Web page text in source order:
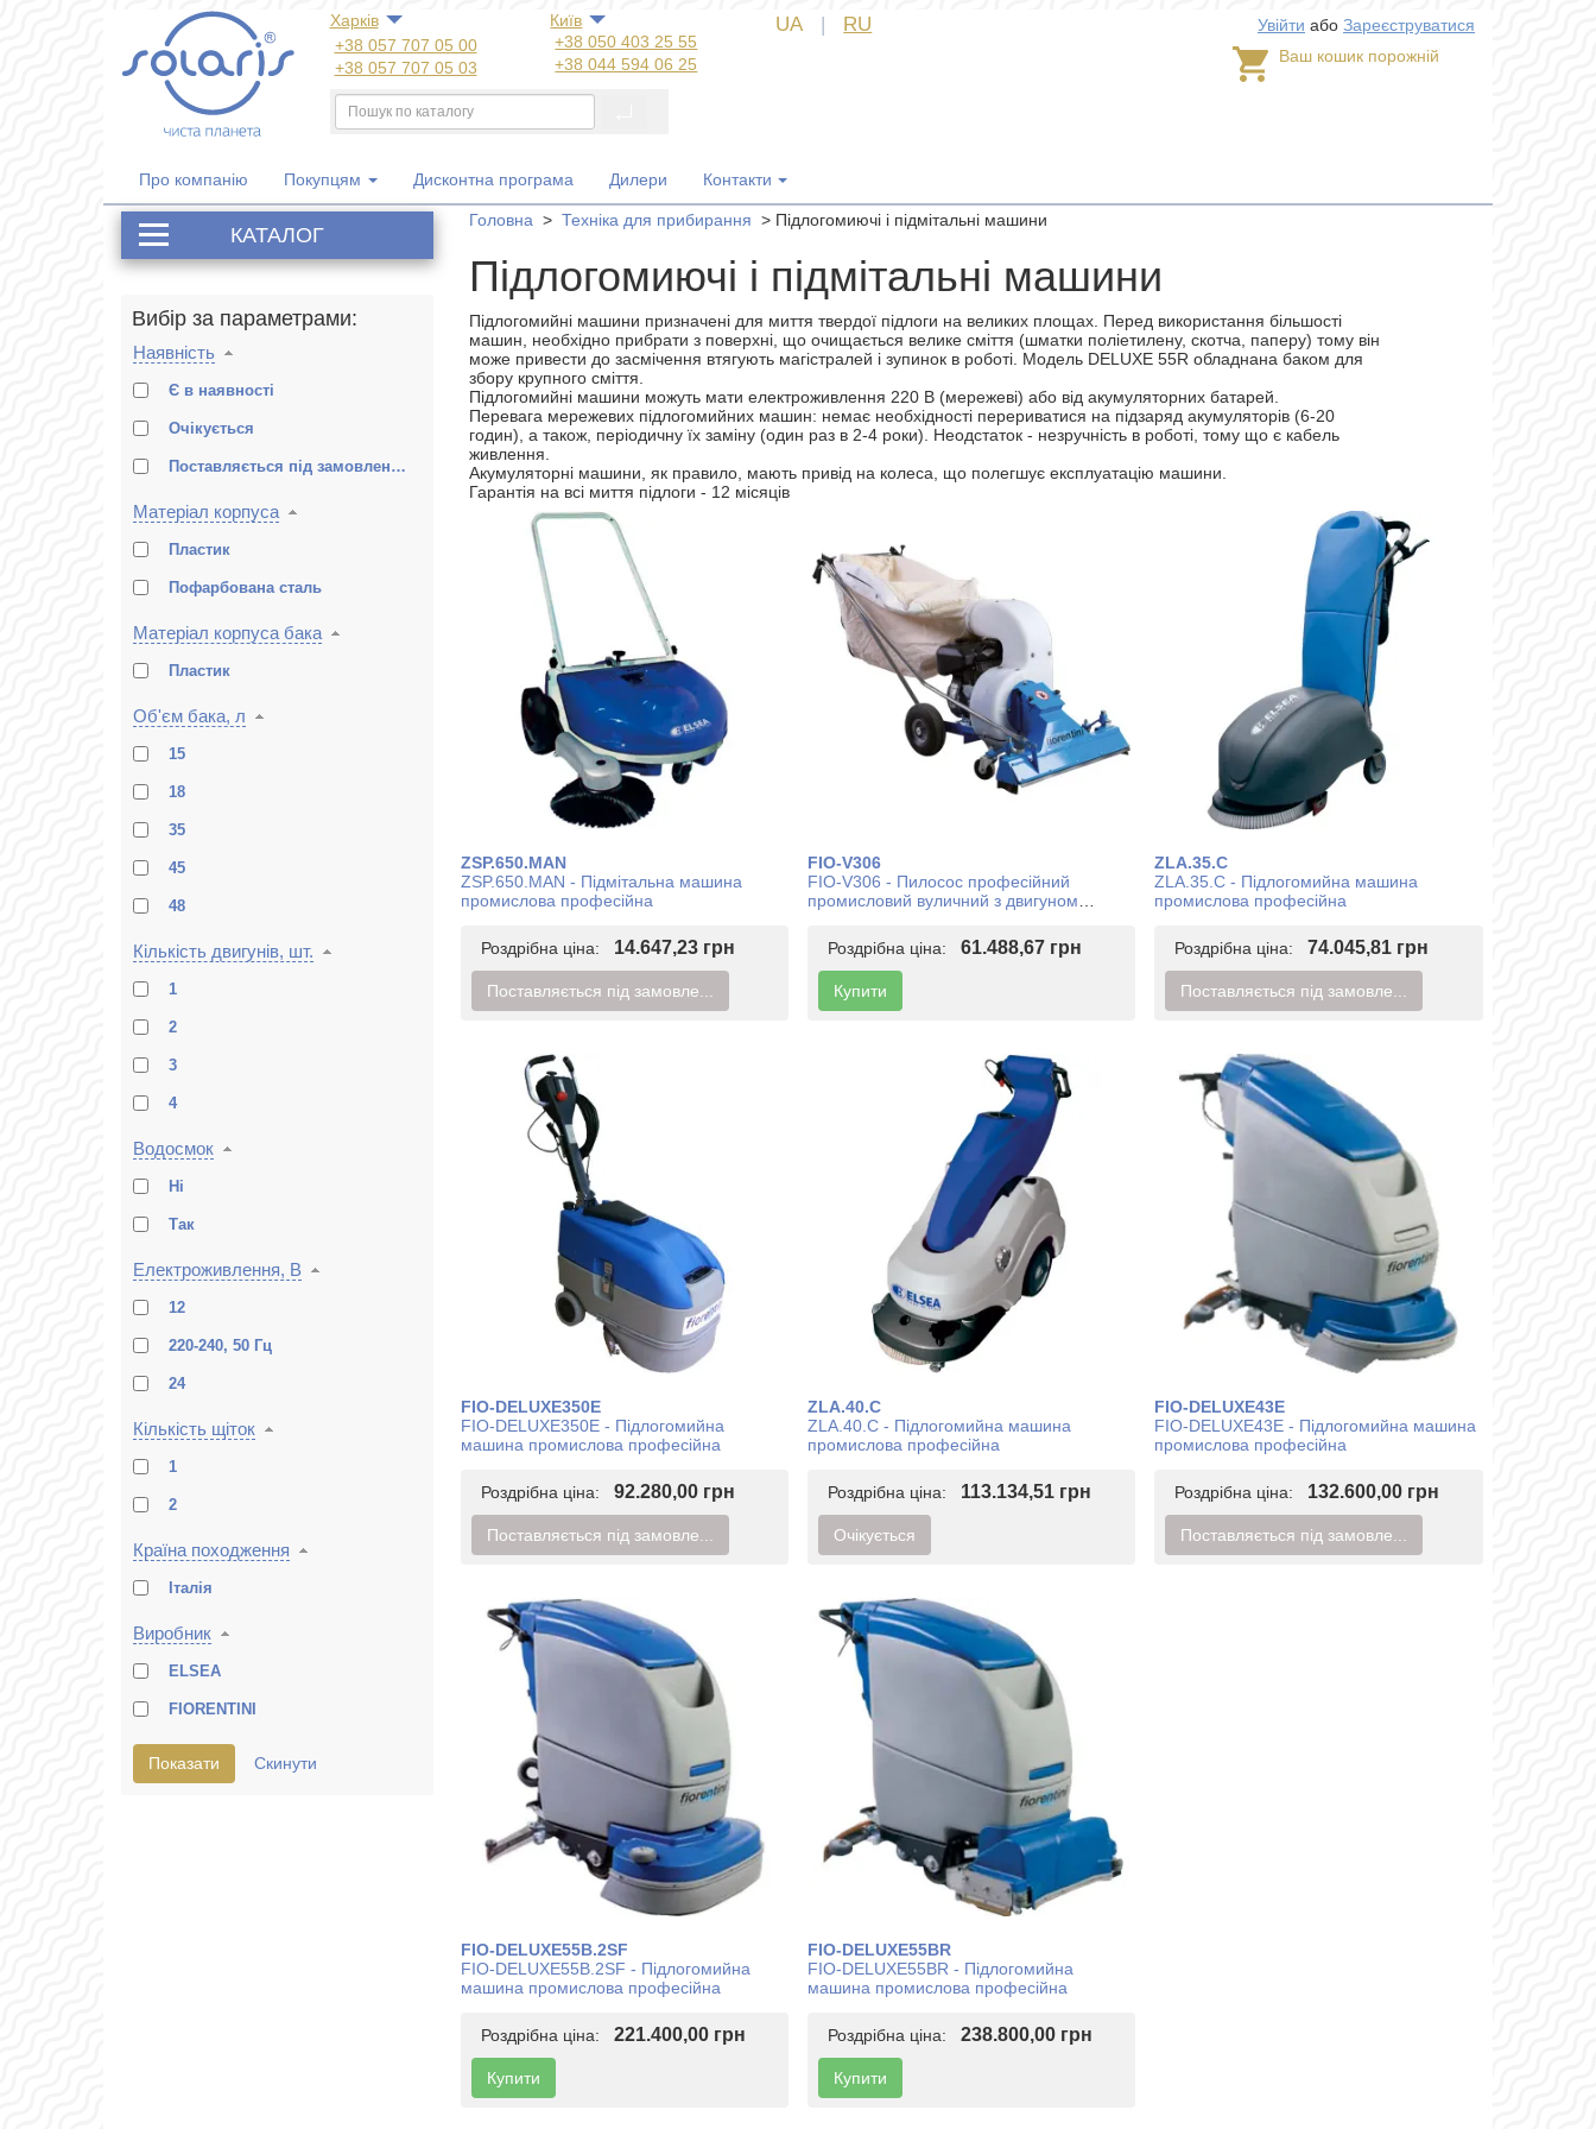
Увійти або Зареєструватися
Харкiв
+38 057 707 05 00
+38 057 707 05 03
+38 050 300 06 77
+38 067 533 81 21
+38 063 707 05 00
Київ
+38 050 403 25 55
+38 044 594 06 25
+38 067 554 50 60
UA | RU
Ваш кошик порожній
Про компанію Покупцям Дисконтна програма Дилери Контакти
Головна > Техніка для прибирання > Підлогомиючі і підмітальні машини
КАТАЛОГ
Вибір за параметрами:
Наявність
Є в наявності
Очікується
Поставляється під замовлення (2-3 міс.)
Матеріал корпуса
Пластик
Пофарбована сталь
Матеріал корпуса бака
Пластик
Об'єм бака, л
15
18
35
45
48
Кількість двигунів, шт.
1
2
3
4
Водосмок
Ні
Так
Електроживлення, В
12
220-240, 50 Гц
24
Кількість щіток
1
2
Країна походження
Італія
Виробник
ELSEA
FIORENTINI
Підлогомиючі і підмітальні машини
Підлогомийні машини призначені для миття твердої підлоги на великих площах. Перед використання більшості
машин, необхідно прибрати з поверхні, що очищається велике сміття (шматки поліетилену, скотча, паперу) тому він
може привести до засмічення втягують магістралей і зупинок в роботі. Модель DELUXE 55R обладнана баком для
збору крупного сміття.
Підлогомийні машини можуть мати електроживлення 220 В (мережеві) або від акумуляторних батарей.
Перевага мережевих підлогомийних машин: немає необхідності перериватися на підзаряд акумуляторів (6-20
годин), а також, періодичну їх заміну (один раз в 2-4 роки). Неодстаток - незручність в роботі, тому що є кабель
живлення.
Акумуляторні машини, як правило, мають привід на колеса, що полегшує експлуатацію машини.
Гарантія на всі миття підлоги - 12 місяців
ZSP.650.MAN
ZSP.650.MAN - Підмітальна машина
промислова професійна
Роздрібна ціна: 14.647,23 грн
Поставляється під замовле...
FIO-V306
FIO-V306 - Пилосос професійний
промисловий вуличний з двигуном
Роздрібна ціна: 61.488,67 грн
Купити
ZLA.35.C
ZLA.35.C - Підлогомийна машина
промислова професійна
Роздрібна ціна:74.045,81 грн
Поставляється під замовле...
FIO-DELUXE350E
FIO-DELUXE350E - Підлогомийна
машина промислова професійна
Роздрібна ціна: 92.280,00 грн
Поставляється під замовле...
ZLA.40.C
ZLA.40.C - Підлогомийна машина
промислова професійна
Роздрібна ціна: 113.134,51 грн
Очікується
FIO-DELUXE43E
FIO-DELUXE43E - Підлогомийна машина
промислова професійна
Роздрібна ціна: 132.600,00 грн
Поставляється під замовле...
FIO-DELUXE55B.2SF
FIO-DELUXE55B.2SF - Підлогомийна
машина промислова професійна
Роздрібна ціна: 221.400,00 грн
Купити
FIO-DELUXE55BR
FIO-DELUXE55BR - Підлогомийна
машина промислова професійна
Роздрібна ціна: 238.800,00 грн
Купити